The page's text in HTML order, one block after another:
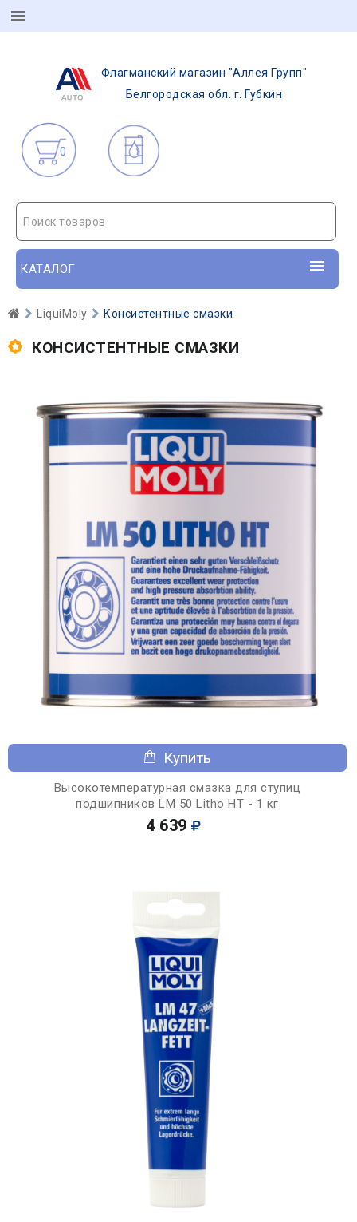
Флагманский магазин "Аллея Групп"
Белгородская обл. г. Губкин
0
Поиск товаров
КАТАЛОГ
LiquiMoly Консистентные смазки
КОНСИСТЕНТНЫЕ СМАЗКИ
Купить
Высокотемпературная смазка для ступиц
подшипников LM 50 Litho HT - 1 кг
4 639